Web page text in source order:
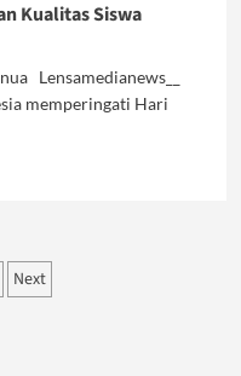
Kualitas Siswa
Lensamedianews__
memperingati Hari
Next